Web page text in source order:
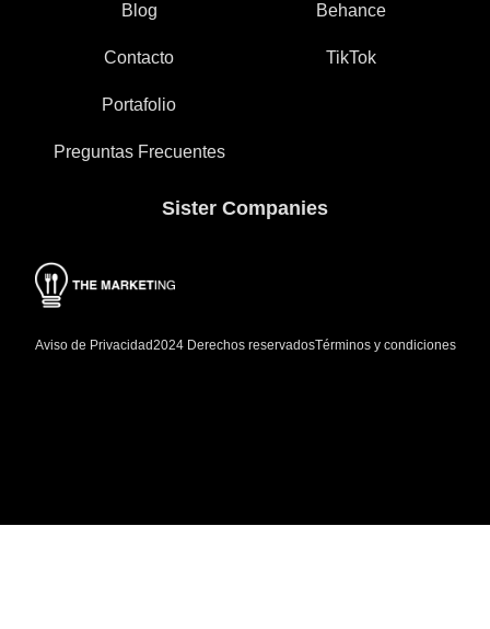
Blog
Contacto
Portafolio
Preguntas Frecuentes
Behance
TikTok
Sister Companies
Aviso de Privacidad2024 Derechos reservadosTérminos y condiciones